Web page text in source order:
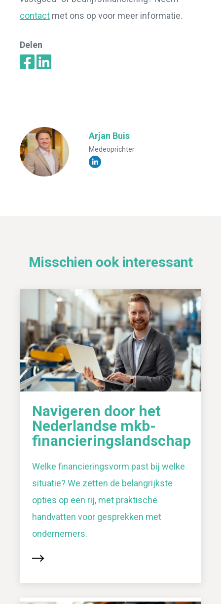
contact met ons op voor meer informatie.
Delen
Arjan Buis
Medeoprichter
Misschien ook interessant
Navigeren door het
Nederlandse mkb-
financieringslandschap
Welke financieringsvorm past bij welke
situatie? We zetten de belangrijkste
opties op een rij, met praktische
handvatten voor gesprekken met
ondernemers.